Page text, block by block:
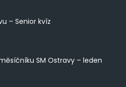
– Senior kvíz
SM Ostravy – leden